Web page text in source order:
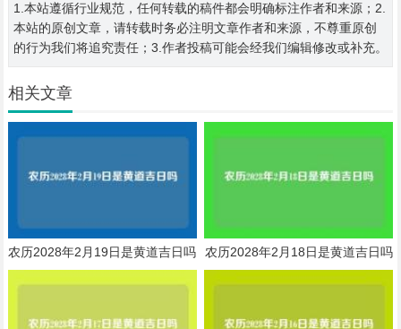
1.本站遵循行业规范，任何转载的稿件都会明确标注作者和来源；2.
本站的原创文章，请转载时务必注明文章作者和来源，不尊重原创
的行为我们将追究责任；3.作者投稿可能会经我们编辑修改或补充。
相关文章
农历2028年2月19日是黄道吉日吗 农历2028年2月18日是黄道吉日吗